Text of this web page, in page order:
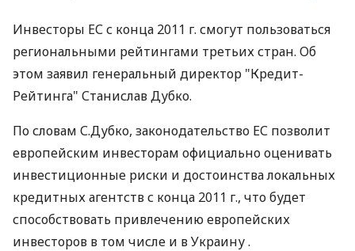
Инвесторы ЕС с конца 2011 г. смогут пользоваться
региональными рейтингами третьих стран. Об
этом заявил генеральный директор "Кредит-
Рейтинга" Станислав Дубко.
По словам С.Дубко, законодательство ЕС позволит
европейским инвесторам официально оценивать
инвестиционные риски и достоинства локальных
кредитных агентств с конца 2011 г., что будет
способствовать привлечению европейских
инвесторов в том числе и в Украину .